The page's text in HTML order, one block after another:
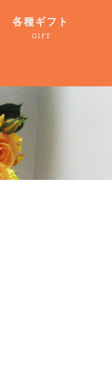
各種ギフト
GIFT